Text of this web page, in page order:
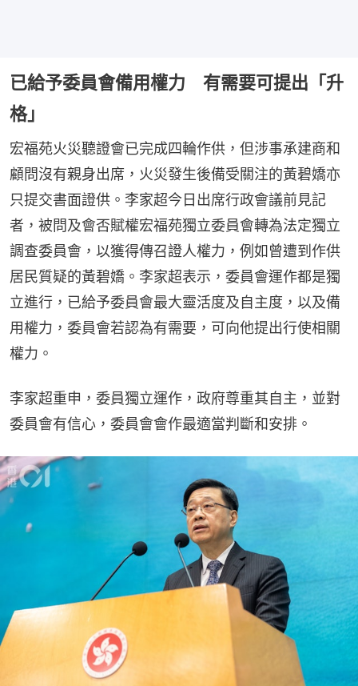
已給予委員會備用權力 有需要可提出「升
格」
宏福苑火災聽證會已完成四輪作供，但涉事承建商和
顧問沒有親身出席，火災發生後備受關注的黃碧嬌亦
只提交書面證供。李家超今日出席行政會議前見記
者，被問及會否賦權宏福苑獨立委員會轉為法定獨立
調查委員會，以獲得傳召證人權力，例如曾遭到作供
居民質疑的黃碧嬌。李家超表示，委員會運作都是獨
立進行，已給予委員會最大靈活度及自主度，以及備
用權力，委員會若認為有需要，可向他提出行使相關
權力。
李家超重申，委員獨立運作，政府尊重其自主，並對
委員會有信心，委員會會作最適當判斷和安排。